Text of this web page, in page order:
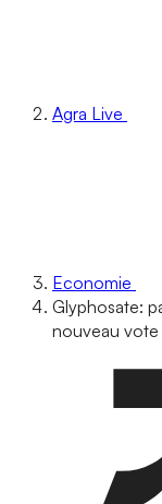
Agra Live
Economie
Glyphosate:
nouveau